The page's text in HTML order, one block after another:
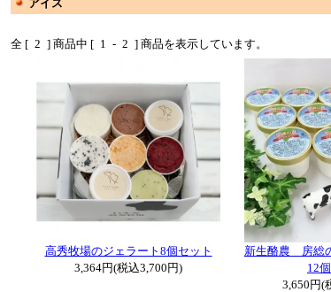
アイス
全 [ 2 ] 商品中 [ 1 - 2 ] 商品を表示しています。
高秀牧場のジェラート8個セット
3,364円(税込3,700円)
新生酪農 房総
12
3,650円(